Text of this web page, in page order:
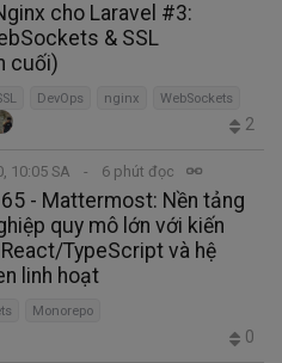
cho Laravel #3:
& SSL
cuối)
DevOps nginx WebSockets
2
10:05 SA 6 phút đọc
- Mattermost: Nền tảng
quy mô lớn với kiến
TypeScript và hệ
linh hoạt
Monorepo
0